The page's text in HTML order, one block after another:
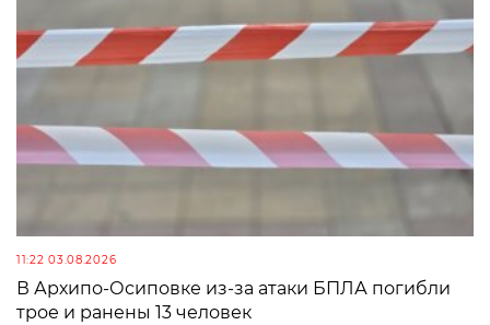
11:22 03.08.2026
В Архипо-Осиповке из-за атаки БПЛА погибли
трое и ранены 13 человек